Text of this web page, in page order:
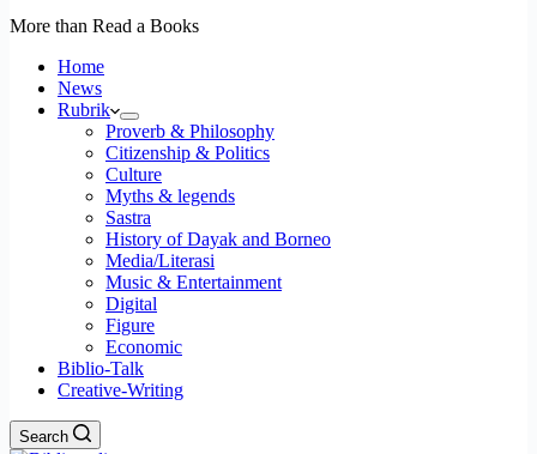
More than Read a Books
Home
News
Rubrik
Proverb & Philosophy
Citizenship & Politics
Culture
Myths & legends
Sastra
History of Dayak and Borneo
Media/Literasi
Music & Entertainment
Digital
Figure
Economic
Biblio-Talk
Creative-Writing
Search